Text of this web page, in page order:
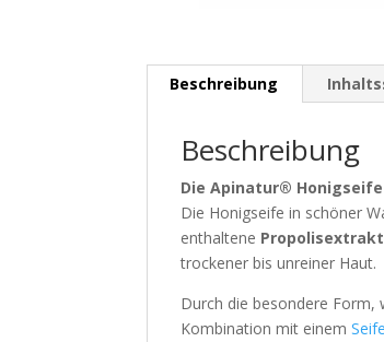
Beschreibung
Beschreibung
Die Apinatur®
Die Honigseife in schöner
enthaltene Propolisextrakt
trockener bis unreiner Haut.
Durch die besondere Form,
Kombination mit einem